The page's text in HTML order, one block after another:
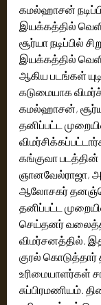
கமல்ஹாசன்
இயக்கத்தில்
சூர்யா நடிப்பில்
இயக்கத்தில்
ஆகிய படங்கள்
கடுமையாக
கமல்ஹாசன்,
தனிப்பட்ட
கங்குவா படத்தின்
ஞானவேல்ராஜா,
ஆலோசகர்
தனிப்பட்ட
செய்தனர்
விமர்சனத்தில்.
குரல் கொடுத்தார்
உரிமையாளர்கள்
சுப்பிரமணியம்.